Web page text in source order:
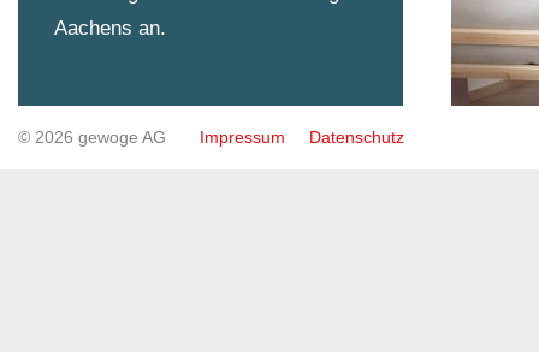
Aachens an.
© 2026 gewoge AG Impressum Datenschutz